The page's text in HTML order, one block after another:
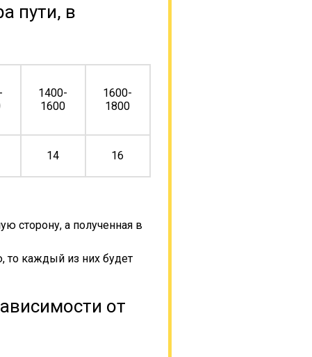
пути, в
1400-
1600
1600-
1800
14 16
сторону, а полученная в
то каждый из них будет
от